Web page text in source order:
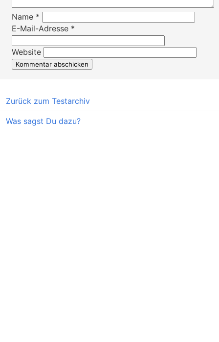
Name *
E-Mail-Adresse *
Website
Zurück zum Testarchiv
Was sagst Du dazu?